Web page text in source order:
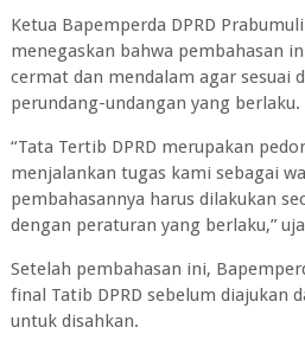
Ketua Bapemperda DPRD
menegaskan bahwa pembahasan
cermat dan mendalam agar sesuai
perundang-undangan yang berlaku.
“Tata Tertib DPRD merupakan
menjalankan tugas kami sebagai
pembahasannya harus dilakukan
dengan peraturan yang berlaku,”
Setelah pembahasan ini,
final Tatib DPRD sebelum diajukan
untuk disahkan.